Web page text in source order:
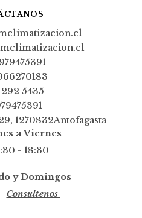
292 5435
1270832Antofagasta
a Viernes
- 18:30
y Domingos
Consultenos